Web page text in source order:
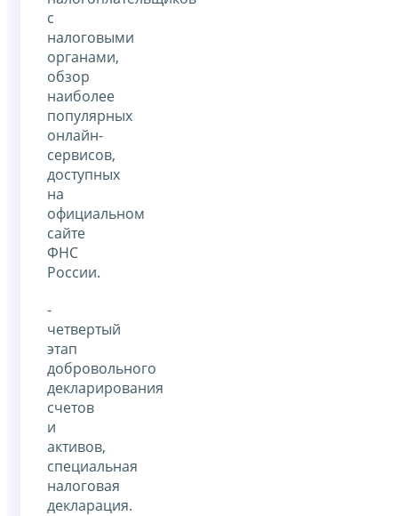
с
налоговыми
органами,
обзор
наиболее
популярных
онлайн-
сервисов,
доступных
на
официальном
сайте
ФНС
России.
-
четвертый
этап
добровольного
декларирования
счетов
и
активов,
специальная
налоговая
декларация.